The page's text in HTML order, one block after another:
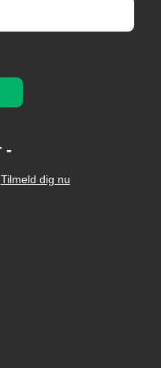
Tilmeld dig nu